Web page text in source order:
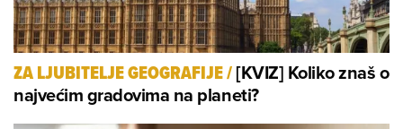
ZA LJUBITELJE GEOGRAFIJE/[KVIZ] Koliko znaš o
najvećim gradovima na planeti?